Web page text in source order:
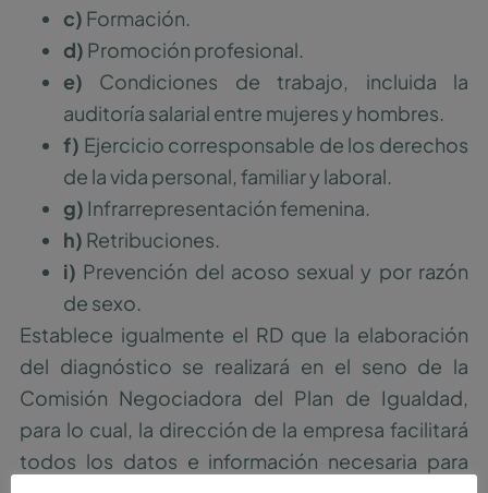
c) Formación.
d) Promoción profesional.
e) Condiciones de trabajo, incluida la
auditoría salarial entre mujeres y hombres.
f) Ejercicio corresponsable de los derechos
de la vida personal, familiar y laboral.
g) Infrarrepresentación femenina.
h) Retribuciones.
i) Prevención del acoso sexual y por razón
de sexo.
Establece igualmente el RD que la elaboración
del diagnóstico se realizará en el seno de la
Comisión Negociadora del Plan de Igualdad,
para lo cual, la dirección de la empresa facilitará
todos los datos e información necesaria para